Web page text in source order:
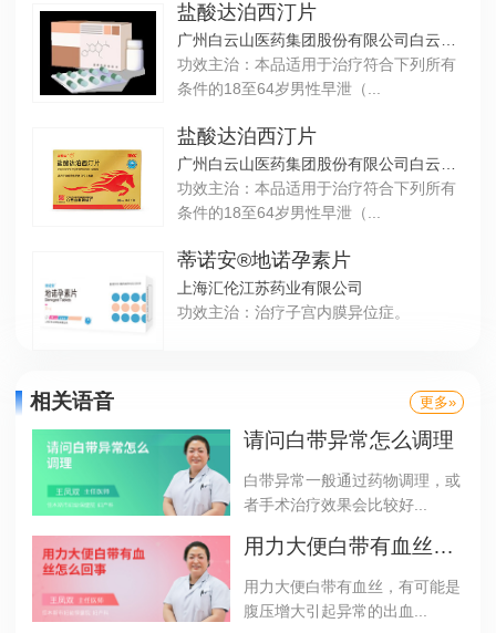
盐酸达泊西汀片
广州白云山医药集团股份有限公司白云山制药总厂
功效主治：本品适用于治疗符合下列所有
条件的18至64岁男性早泄（...
盐酸达泊西汀片
广州白云山医药集团股份有限公司白云山制药总厂
功效主治：本品适用于治疗符合下列所有
条件的18至64岁男性早泄（...
蒂诺安®地诺孕素片
上海汇伦江苏药业有限公司
功效主治：治疗子宫内膜异位症。
相关语音 更多»
请问白带异常怎么调理
白带异常一般通过药物调理，或
者手术治疗效果会比较好...
用力大便白带有血丝怎么回事
用力大便白带有血丝，有可能是
腹压增大引起异常的出血...